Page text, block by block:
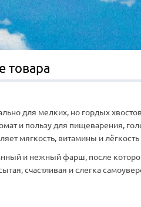
товара
для мелких, но гордых
и пользу для пищеварения,
мягкость, витамины и
и нежный фарш, после
счастливая и слегка